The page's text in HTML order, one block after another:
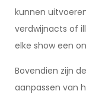
kunnen
verdwijnacts of
elke show een
Bovendien zijn
aanpassen van